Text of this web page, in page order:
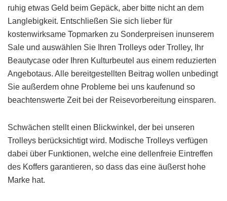
ruhig etwas Geld beim Gepäck, aber bitte nicht an dem
Langlebigkeit. Entschließen Sie sich lieber für
kostenwirksame Topmarken zu Sonderpreisen inunserem
Sale und auswählen Sie Ihren Trolleys oder Trolley, Ihr
Beautycase oder Ihren Kulturbeutel aus einem reduzierten
Angebotaus. Alle bereitgestellten Beitrag wollen unbedingt
Sie außerdem ohne Probleme bei uns kaufenund so
beachtenswerte Zeit bei der Reisevorbereitung einsparen.
Schwächen stellt einen Blickwinkel, der bei unseren
Trolleys berücksichtigt wird. Modische Trolleys verfügen
dabei über Funktionen, welche eine dellenfreie Eintreffen
des Koffers garantieren, so dass das eine äußerst hohe
Marke hat.